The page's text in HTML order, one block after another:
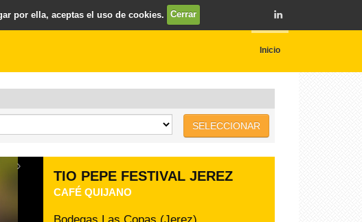
Inicio
SELECCIONAR
›
TIO PEPE FESTIVAL JEREZ
NOCHE DE ZARZUELA - ISMAEL JORDI -
por ella, aceptas el uso de cookies. Cerrar